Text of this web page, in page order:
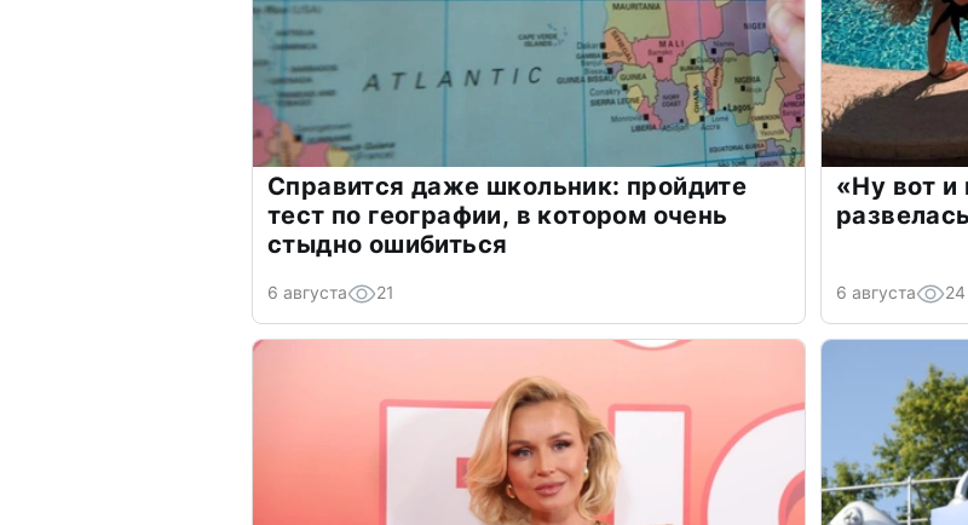
Справится даже школьник: пройдите
тест по географии, в котором очень
стыдно ошибиться
6 августа 21
«Ну вот
6 августа 24